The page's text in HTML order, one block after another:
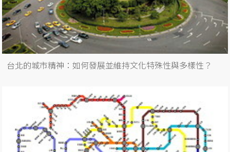
台北的城市精神：如何發展並維持文化特殊性與多樣性？